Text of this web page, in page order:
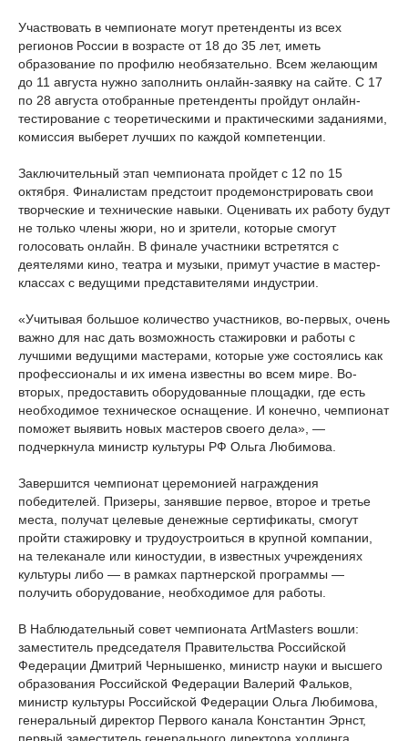
Участвовать в чемпионате могут претенденты из всех
регионов России в возрасте от 18 до 35 лет, иметь
образование по профилю необязательно. Всем желающим
до 11 августа нужно заполнить онлайн-заявку на сайте. С 17
по 28 августа отобранные претенденты пройдут онлайн-
тестирование с теоретическими и практическими заданиями,
комиссия выберет лучших по каждой компетенции.
Заключительный этап чемпионата пройдет с 12 по 15
октября. Финалистам предстоит продемонстрировать свои
творческие и технические навыки. Оценивать их работу будут
не только члены жюри, но и зрители, которые смогут
голосовать онлайн. В финале участники встретятся с
деятелями кино, театра и музыки, примут участие в мастер-
классах с ведущими представителями индустрии.
«Учитывая большое количество участников, во-первых, очень
важно для нас дать возможность стажировки и работы с
лучшими ведущими мастерами, которые уже состоялись как
профессионалы и их имена известны во всем мире. Во-
вторых, предоставить оборудованные площадки, где есть
необходимое техническое оснащение. И конечно, чемпионат
поможет выявить новых мастеров своего дела», —
подчеркнула министр культуры РФ Ольга Любимова.
Завершится чемпионат церемонией награждения
победителей. Призеры, занявшие первое, второе и третье
места, получат целевые денежные сертификаты, смогут
пройти стажировку и трудоустроиться в крупной компании,
на телеканале или киностудии, в известных учреждениях
культуры либо — в рамках партнерской программы —
получить оборудование, необходимое для работы.
В Наблюдательный совет чемпионата ArtMasters вошли:
заместитель председателя Правительства Российской
Федерации Дмитрий Чернышенко, министр науки и высшего
образования Российской Федерации Валерий Фальков,
министр культуры Российской Федерации Ольга Любимова,
генеральный директор Первого канала Константин Эрнст,